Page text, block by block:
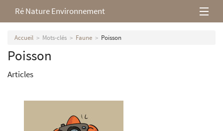
Ré Nature Environnement
L’association
Milieux rétais
Accueil Mots-clés Faune Poisson
Poisson
Articles